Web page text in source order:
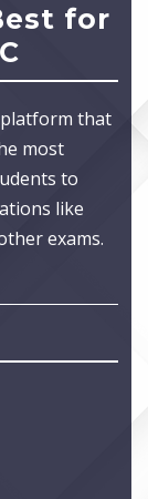
for
that
most
to
like
exams.